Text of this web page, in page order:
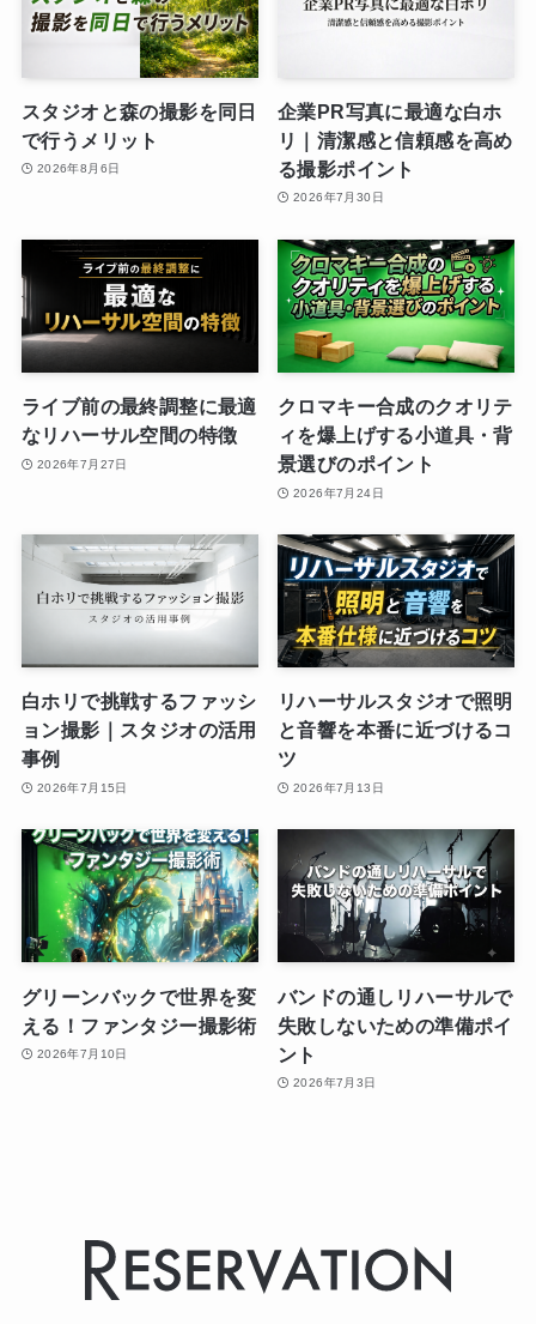
スタジオと森の撮影を同日
で行うメリット
2026年8月6日
企業PR写真に最適な白ホ
リ｜清潔感と信頼感を高め
る撮影ポイント
2026年7月30日
ライブ前の最終調整に最適
なリハーサル空間の特徴
2026年7月27日
クロマキー合成のクオリテ
ィを爆上げする小道具・背
景選びのポイント
2026年7月24日
白ホリで挑戦するファッシ
ョン撮影｜スタジオの活用
事例
2026年7月15日
リハーサルスタジオで照明
と音響を本番に近づけるコ
ツ
2026年7月13日
グリーンバックで世界を変
える！ファンタジー撮影術
2026年7月10日
バンドの通しリハーサルで
失敗しないための準備ポイ
ント
2026年7月3日